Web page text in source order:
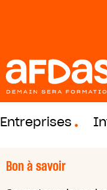
Entreprises
Bon à savoir